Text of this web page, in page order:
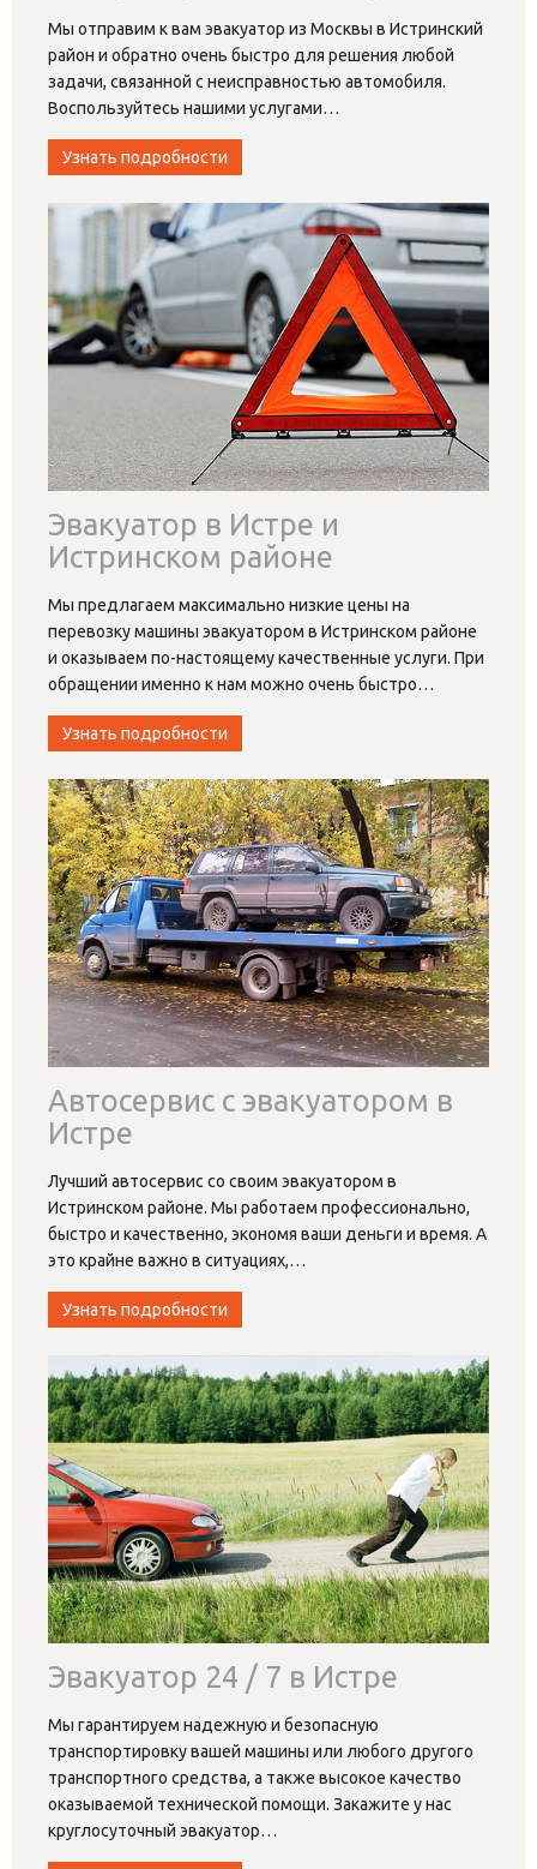
Мы отправим к вам эвакуатор из Москвы в Истринский
район и обратно очень быстро для решения любой
задачи, связанной с неисправностью автомобиля.
Воспользуйтесь нашими услугами…
Узнать подробности
Эвакуатор в Истре и
Истринском районе
Мы предлагаем максимально низкие цены на
перевозку машины эвакуатором в Истринском районе
и оказываем по-настоящему качественные услуги. При
обращении именно к нам можно очень быстро…
Узнать подробности
Автосервис с эвакуатором в
Истре
Лучший автосервис со своим эвакуатором в
Истринском районе. Мы работаем профессионально,
быстро и качественно, экономя ваши деньги и время. А
это крайне важно в ситуациях,…
Узнать подробности
Эвакуатор 24 / 7 в Истре
Мы гарантируем надежную и безопасную
транспортировку вашей машины или любого другого
транспортного средства, а также высокое качество
оказываемой технической помощи. Закажите у нас
круглосуточный эвакуатор…